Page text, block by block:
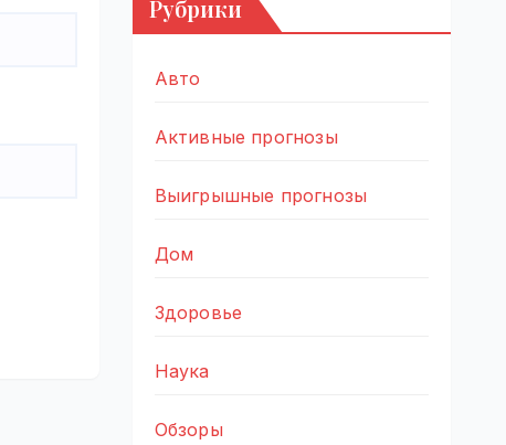
Рубрики
Авто
Активные прогнозы
Выигрышные прогнозы
Дом
Здоровье
Наука
Обзоры